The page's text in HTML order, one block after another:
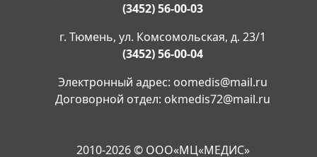
(3452) 56-00-03
г. Тюмень, ул. Комсомольская, д. 23/1
(3452) 56-00-04
Электронный адрес: oomedis@mail.ru
Договорной отдел: okmedis72@mail.ru
2010-2026 © ООО«МЦ«МЕДИС»